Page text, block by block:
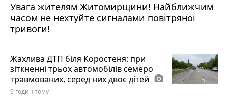
Увага жителям Житомирщини! Найближчим
часом не нехтуйте сигналами повітряної
тривоги!
Жахлива ДТП біля Коростеня: при
зіткненні трьох автомобілів семеро
травмованих, серед них двоє дітей photo_camera
9 годин тому